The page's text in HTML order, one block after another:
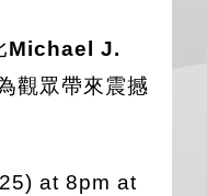
Michael J.
觀眾帶來震撼
at 8pm at